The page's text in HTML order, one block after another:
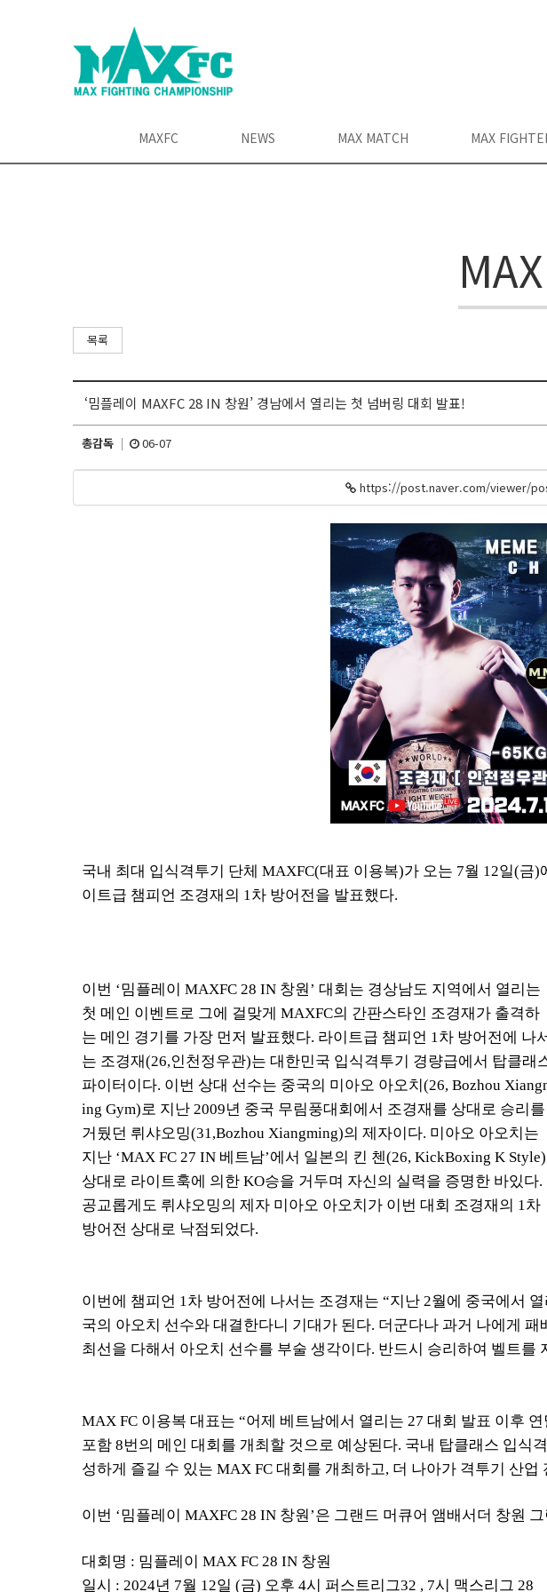
MAXFC NEWS MAX MATCH MAX
목록
‘밈플레이 MAXFC 28 IN 창원’ 경남에서 열리는 첫 넘버링 대회 발표!
총감독 06-07
https://post.naver.com/viewer/
국내 최대 입식격투기 단체 MAXFC(대표 이용복)가 오는 7월 12일(금)
이트급 챔피언 조경재의 1차 방어전을 발표했다.
이번 ‘밈플레이 MAXFC 28 IN 창원’ 대회는 경상남도 지역에서 열리는
첫 메인 이벤트로 그에 걸맞게 MAXFC의 간판스타인 조경재가 출격하
는 메인 경기를 가장 먼저 발표했다. 라이트급 챔피언 1차 방어전에 나
는 조경재(26,인천정우관)는 대한민국 입식격투기 경량급에서 탑클래
파이터이다. 이 번 상대 선수는 중국의 미아오 아오치(26, Bozhou
ing Gym)로 지난 2009년 중국 무림풍대회 에서 조경재를 상대로 승리를
거뒀던 뤼샤오밍(31,Bozhou Xiangming)의 제자이다. 미아오 아오치는
지난 ‘MAX FC 27 IN 베트남’에서 일본의 킨 첸(26, KickBoxing K Style)
상대로 라이트훅에 의한 KO승을 거두며 자신의 실력을 증명한 바있다.
공교롭게도 뤼샤오밍의 제자 미아오 아오치가 이번 대회 조경재의 1차
방어전 상대로 낙점되었다.
이번에 챔피언 1차 방어전에 나서는 조경재는 “지난 2월에 중국에서
국의 아오치 선수와 대결한다니 기대가 된다. 더군다나 과거 나에게 패
최선을 다해서 아오치 선수를 부술 생각이다. 반드시 승리하여 벨트를
MAX FC 이용복 대표는 “어제 베트남에서 열리는 27 대회 발표 이후
포함 8번의 메인 대회를 개최할 것으로 예상된다. 국내 탑클래스 입식
성하게 즐길 수 있는 MAX FC 대회를 개최하고, 더 나아가 격투기 산업
이번 ‘밈플레이 MAXFC 28 IN 창원’은 그랜드 머큐어 앰배서더 창원
대회명 : 밈플레이 MAX FC 28 IN 창원
일시 : 2024년 7월 12일 (금) 오후 4시 퍼스트리그32 , 7시 맥스리그 28